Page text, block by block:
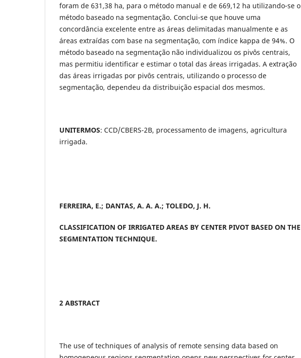
foram de 631,38 ha, para o método manual e de 669,12 ha utilizando-se o
método baseado na segmentação. Conclui-se que houve uma
concordância excelente entre as áreas delimitadas manualmente e as
áreas extraídas com base na segmentação, com índice kappa de 94%. O
método baseado na segmentação não individualizou os pivôs centrais,
mas permitiu identificar e estimar o total das áreas irrigadas. A extração
das áreas irrigadas por pivôs centrais, utilizando o processo de
segmentação, dependeu da distribuição espacial dos mesmos.
UNITERMOS: CCD/CBERS-2B, processamento de imagens, agricultura
irrigada.
FERREIRA, E.; DANTAS, A. A. A.; TOLEDO, J. H.
CLASSIFICATION OF IRRIGATED AREAS BY CENTER PIVOT BASED ON THE
SEGMENTATION TECHNIQUE.
2 ABSTRACT
The use of techniques of analysis of remote sensing data based on